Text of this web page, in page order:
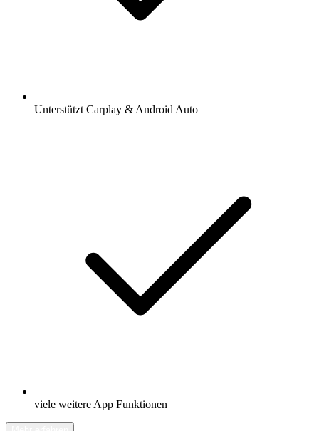
Unterstützt Carplay & Android Auto
viele weitere App Funktionen